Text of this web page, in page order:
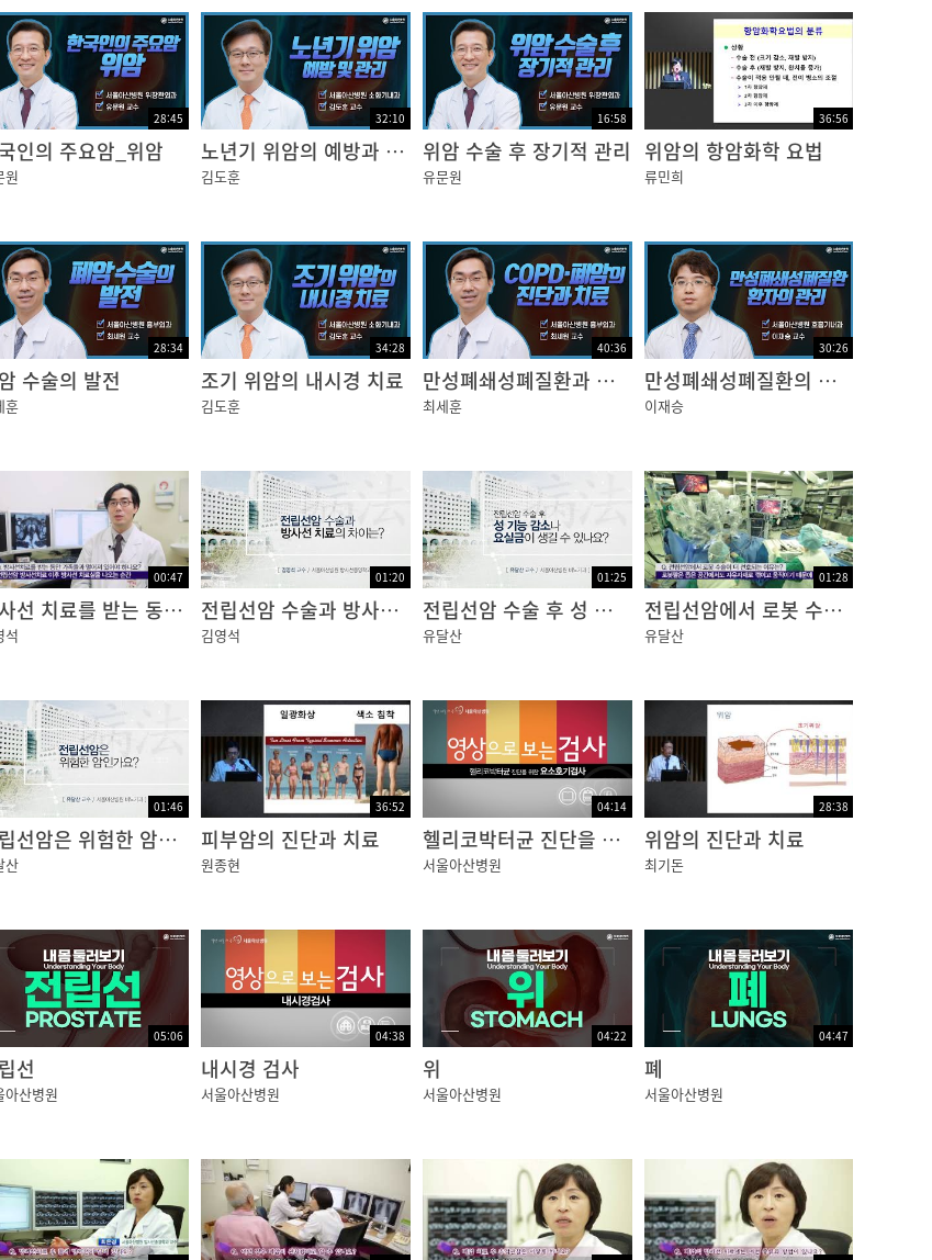
잔에서?10잔?정도?마셔주면, 피부건강에?도움이?되죠.
나?항암제?부작용인지도?모르고?그냥?집에서?참고?견디는?사람들도 있겠네요.
?하니까?의료진을?만나야?하구요.
감염이?될?수?있으므로?의료진과?상의가?필요합니다.
으면?바로?저한테?말씀하세요. 아셨죠?
이?많다니까요.
은?보습제도?사고,?편안한?신발도?좀?사게요.
보네~?
?깜짝?놀라신적?없으세요? ‘내?얼굴이?왜?이렇게?무서워’하면서요. 하도?무표정하게?지내다보
알려드릴게요. 입이?아래?위로,?아~??이번엔?약간?아래루요,?에~???이번엔?좌우로?있는?힘껏?
?오리입을?만드세요.?우~ ‘아,?에,?이,?오,?우’하고?얼굴근육에어로빅을?하시면,주름도?없어지
면서?예뻐졌단?소리?좀?듣게,?에어로빅?시작해볼까요. 아~?에~?이~?오~?우~ 하지만,?가장?좋
?기분이?좋아지시죠??
28:45
인의 주요암_위암
원
32:10
노년기 위암의 예방과 관리
김도훈
16:58
위암 수술 후 장기적 관리
유문원
36:56
위암의 항암화학 요법
류민희
28:34
수술의 발전
훈
34:28
조기 위암의 내시경 치료
김도훈
40:36
만성폐쇄성폐질환과 폐암의 수술적 치료
최세훈
30:26
만성폐쇄성폐질환의 진단과 치료
이재승
00:47
방사선 치료를 받는 동안 가족들과 떨어져 있어야 하나요?
석
01:20
전립선암 수술과 방사선 치료의 차이는?
김영석
01:25
전립선암 수술 후 성 기능 감소나 요실금이 생길 수 있나요?
유달산
01:28
전립선암에서 로봇 수술이 더 선호되는 이유는?
유달산
01:46
전립선암은 위험한 암인가요?
산
36:52
피부암의 진단과 치료
원종현
04:14
헬리코박터균 진단을 위한 요소호기검사
서울아산병원
28:38
위암의 진단과 치료
최기돈
05:06
선
아산병원
04:38
내시경 검사
서울아산병원
04:22
위
서울아산병원
04:47
폐
서울아산병원